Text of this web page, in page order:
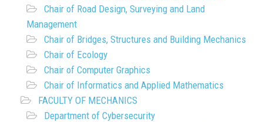
Chair of Road Design, Surveying and Land
Management
Chair of Bridges, Structures and Building Mechanics
Chair of Ecology
Chair of Computer Graphics
Chair of Informatics and Applied Mathematics
FACULTY OF MECHANICS
Department of Cybersecurity